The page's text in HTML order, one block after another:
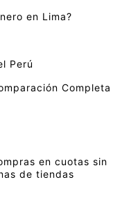
en Lima?
Perú
Completa
en cuotas sin
de tiendas